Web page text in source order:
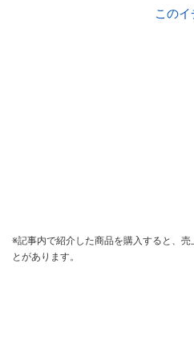
この
※記事内で紹介した商品を購入すると、
とがあります。